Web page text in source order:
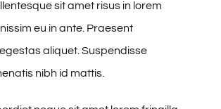
sit amet risus in lorem
eu in ante. Praesent
aliquet. Suspendisse
nibh id mattis.